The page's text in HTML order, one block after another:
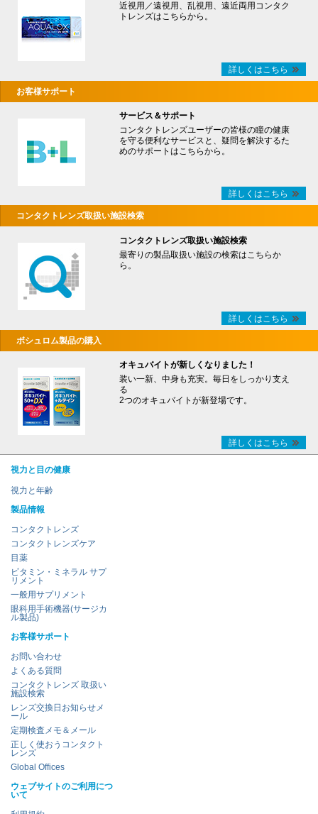
近視用／遠視用、乱視用、遠近両用コンタク
トレンズはこちらから。
詳しくはこちら
お客様サポート
サービス＆サポート
コンタクトレンズユーザーの皆様の瞳の健康
を守る便利なサービスと、疑問を解決するた
めのサポートはこちらから。
詳しくはこちら
コンタクトレンズ取扱い施設検索
コンタクトレンズ取扱い施設検索
最寄りの製品取扱い施設の検索はこちらか
ら。
詳しくはこちら
ボシュロム製品の購入
オキュバイトが新しくなりました！
装い一新、中身も充実。毎日をしっかり支え
る
2つのオキュバイトが新登場です。
詳しくはこちら
視力と目の健康
視力と年齢
製品情報
コンタクトレンズ
コンタクトレンズケア
目薬
ビタミン・ミネラル サプ
リメント
一般用サプリメント
眼科用手術機器(サージカ
ル製品)
お客様サポート
お問い合わせ
よくある質問
コンタクトレンズ 取扱い
施設検索
レンズ交換日お知らせメ
ール
定期検査メモ＆メール
正しく使おうコンタクト
レンズ
Global Offices
ウェブサイトのご利用につ
いて